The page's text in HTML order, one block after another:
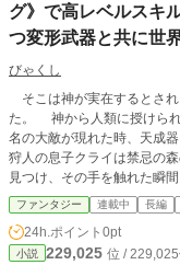
明けあう
ちがい、
の女――ダ
してやる
ほしいと
リクの真
の塔を攻
知ってい
を血祭り
には魔王
――魔物固
グ》で高レベルスキ
つ変形武器と共に世
びゃくし
そこは神が実在するとさ
た。 神から人類に授けられた石版には魔物と戦う術が記され、瘴気獣と言う
名の大敵が現れた時、天成
狩人の息子クライは禁忌の
見つけ、その手を触れた瞬間……。 この物語は狩人クライが
知なるなにかに出会う物語。 使い手によって異なる複数の形態を有する『
成器』 必殺の威力をもつ切り札『闘技』 魔法に特定の軌道、特殊な特性を
加え改良する『魔法因子』 そして、ステータスに表示される謎のスキル『リ
ーディング』
ファンタジー 連載中 長編
24h.ポイント 0pt
小説 229,025 位 /